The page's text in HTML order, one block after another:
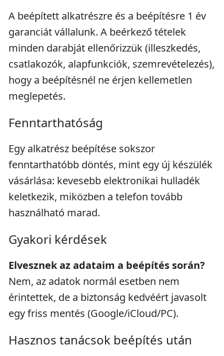
A beépített alkatrészre és a beépítésre 1 év
garanciát vállalunk. A beérkező tételek
minden darabját ellenőrizzük (illeszkedés,
csatlakozók, alapfunkciók, szemrevételezés),
hogy a beépítésnél ne érjen kellemetlen
meglepetés.
Fenntarthatóság
Egy alkatrész beépítése sokszor
fenntarthatóbb döntés, mint egy új készülék
vásárlása: kevesebb elektronikai hulladék
keletkezik, miközben a telefon tovább
használható marad.
Gyakori kérdések
Elvesznek az adataim a beépítés során?
Nem, az adatok normál esetben nem
érintettek, de a biztonság kedvéért javasolt
egy friss mentés (Google/iCloud/PC).
Hasznos tanácsok beépítés után